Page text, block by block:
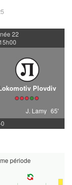
22
15h00
Plovdiv
J. Lamy 65'
période